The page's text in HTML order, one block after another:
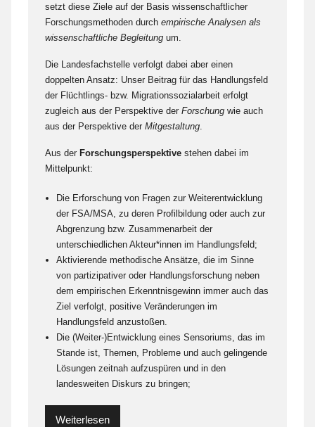
setzt diese Ziele auf der Basis wissenschaftlicher
Forschungsmethoden durch empirische Analysen als
wissenschaftliche Begleitung um.
Die Landesfachstelle verfolgt dabei aber einen
doppelten Ansatz: Unser Beitrag für das Handlungsfeld
der Flüchtlings- bzw. Migrationssozialarbeit erfolgt
zugleich aus der Perspektive der Forschung wie auch
aus der Perspektive der Mitgestaltung.
Aus der Forschungsperspektive stehen dabei im
Mittelpunkt:
Die Erforschung von Fragen zur Weiterentwicklung
der FSA/MSA, zu deren Profilbildung oder auch zur
Abgrenzung bzw. Zusammenarbeit der
unterschiedlichen Akteur*innen im Handlungsfeld;
Aktivierende methodische Ansätze, die im Sinne
von partizipativer oder Handlungsforschung neben
dem empirischen Erkenntnisgewinn immer auch das
Ziel verfolgt, positive Veränderungen im
Handlungsfeld anzustoßen.
Die (Weiter-)Entwicklung eines Sensoriums, das im
Stande ist, Themen, Probleme und auch gelingende
Lösungen zeitnah aufzuspüren und in den
landesweiten Diskurs zu bringen;
Weiterlesen